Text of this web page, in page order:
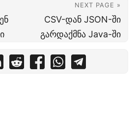
NEXT PAGE »
CSV-დან JSON-ში
გარდაქმნა Java-ში